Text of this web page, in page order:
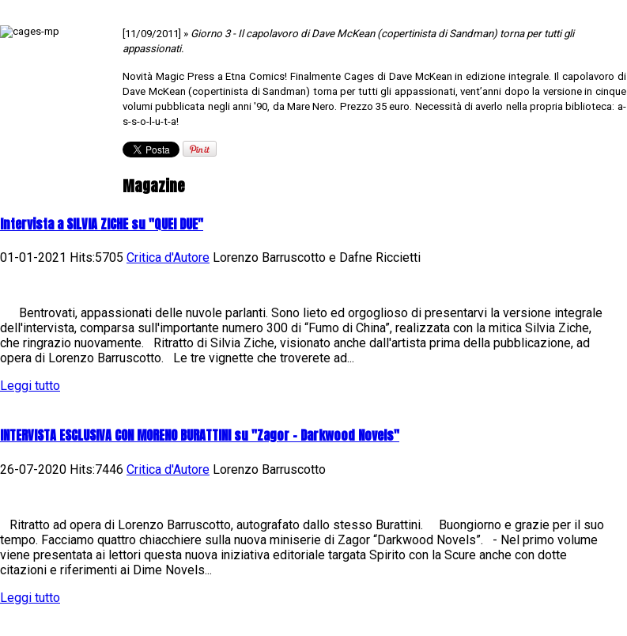
[11/09/2011] » Giorno 3 - Il capolavoro di Dave McKean (copertinista di Sandman) torna per tutti gli
appassionati.
Novità Magic Press a Etna Comics! Finalmente Cages di Dave McKean in edizione integrale. Il capolavoro di
Dave McKean (copertinista di Sandman) torna per tutti gli appassionati, vent’anni dopo la versione in cinque
volumi pubblicata negli anni '90, da Mare Nero. Prezzo 35 euro. Necessità di averlo nella propria biblioteca: a-
s-s-o-l-u-t-a!
Magazine
Intervista a SILVIA ZICHE su "QUEI DUE"
01-01-2021 Hits:5705 Critica d'Autore Lorenzo Barruscotto e Dafne Riccietti
Bentrovati, appassionati delle nuvole parlanti. Sono lieto ed orgoglioso di presentarvi la versione integrale
dell'intervista, comparsa sull'importante numero 300 di “Fumo di China”, realizzata con la mitica Silvia Ziche,
che ringrazio nuovamente. Ritratto di Silvia Ziche, visionato anche dall'artista prima della pubblicazione, ad
opera di Lorenzo Barruscotto. Le tre vignette che troverete ad...
Leggi tutto
INTERVISTA ESCLUSIVA CON MORENO BURATTINI su "Zagor - Darkwood Novels"
26-07-2020 Hits:7446 Critica d'Autore Lorenzo Barruscotto
Ritratto ad opera di Lorenzo Barruscotto, autografato dallo stesso Burattini. Buongiorno e grazie per il suo
tempo. Facciamo quattro chiacchiere sulla nuova miniserie di Zagor “Darkwood Novels”. - Nel primo volume
viene presentata ai lettori questa nuova iniziativa editoriale targata Spirito con la Scure anche con dotte
citazioni e riferimenti ai Dime Novels...
Leggi tutto